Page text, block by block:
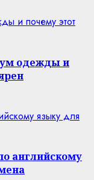
и почему этот
одежды и
языку для
английскому